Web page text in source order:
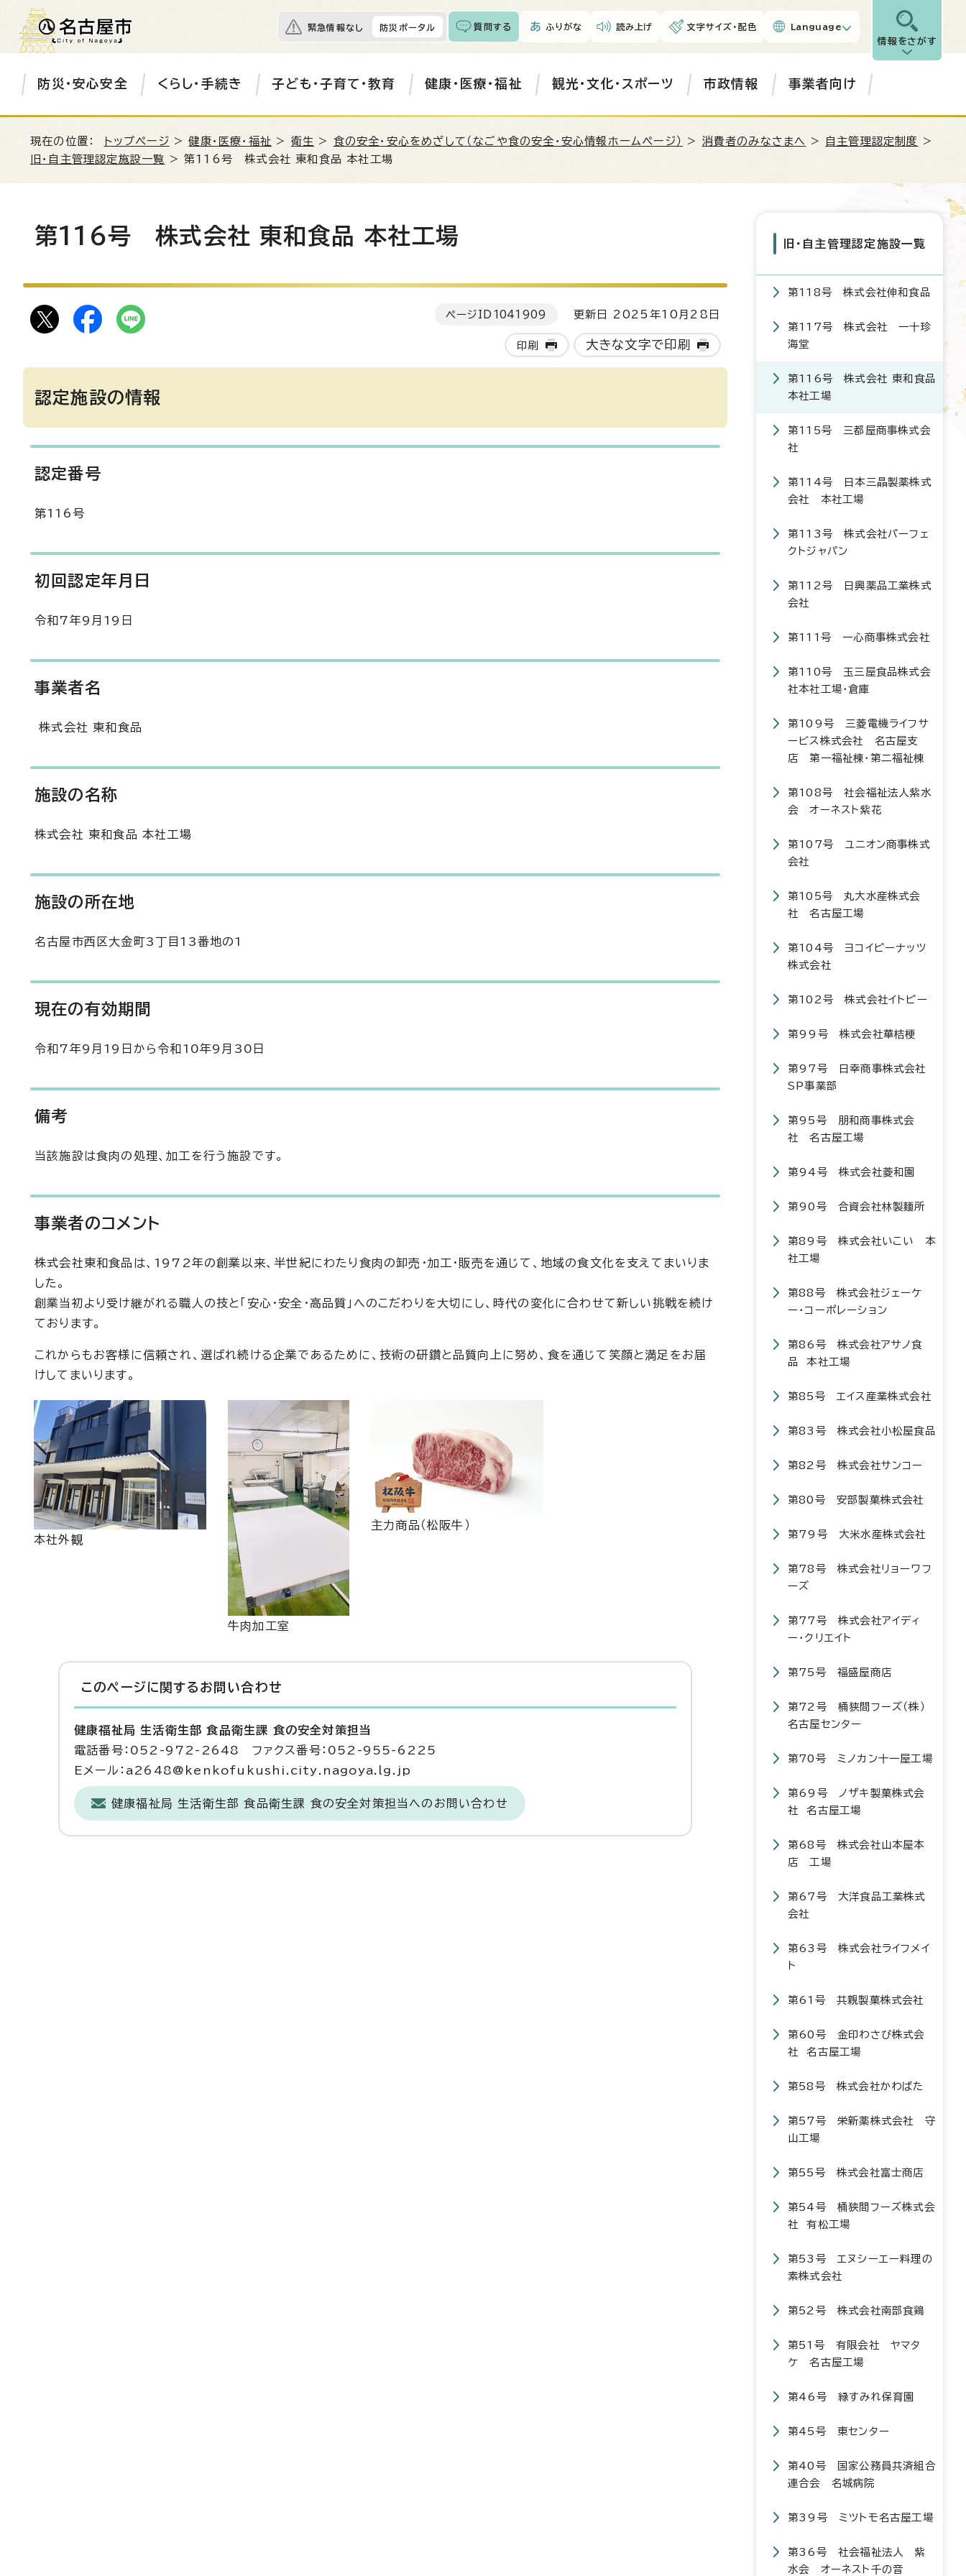
緊急情報なし 防災ポータル 質問する ふりがな 読み上げ 文字サイズ・配色 Language
情報をさがす
防災・安心安全 くらし・手続き 子ども・子育て・教育 健康・医療・福祉 観光・文化・スポーツ 市政情報 事業者向け
現在の位置： トップページ >健康・医療・福祉 > 衛生 > 食の安全・安心をめざして（なごや食の安全・安心情報ホームページ） > 消費者のみなさまへ > 自主管理認定制度
>
旧・自主管理認定施設一覧 > 第116号 株式会社 東和食品 本社工場
第116号 株式会社 東和食品 本社工場
ページID 1041909 更新日 2025年10月28日
印刷 大きな文字で印刷
認定施設の情報
認定番号
第116号
初回認定年月日
令和7年9月19日
事業者名
株式会社 東和食品
施設の名称
株式会社 東和食品 本社工場
施設の所在地
名古屋市西区大金町3丁目13番地の1
現在の有効期間
令和7年9月19日から令和10年9月30日
備考
当該施設は食肉の処理、加工を行う施設です。
事業者のコメント
株式会社東和食品は、1972年の創業以来、半世紀にわたり食肉の卸売・加工・販売を通じて、地域の食文化を支えてまいりま
した。
創業当初より受け継がれる職人の技と「安心・安全・高品質」へのこだわりを大切にし、時代の変化に合わせて新しい挑戦を続け
ております。
これからもお客様に信頼され、選ばれ続ける企業であるために、技術の研鑽と品質向上に努め、食を通じて笑顔と満足をお届
けしてまいります。
本社外観
牛肉加工室
主力商品（松阪牛）
このページに関する お問い合わせ
健康福祉局 生活衛生部 食品衛生課 食の安全対策担当
電話番号：052-972-2648 ファクス番号：052-955-6225
Eメール：a2648@kenkofukushi.city.nagoya.lg.jp
健康福祉局 生活衛生部 食品衛生課 食の安全対策担当へのお問い合わせ
旧・自主管理認定施設一覧
第118号 株式会社伸和食品
第117号 株式会社 一十珍
海堂
第116号 株式会社 東和食品
本社工場
第115号 三都屋商事株式会
社
第114号 日本三晶製薬株式
会社 本社工場
第113号 株式会社パーフェ
クトジャパン
第112号 日興薬品工業株式
会社
第111号 一心商事株式会社
第110号 玉三屋食品株式会
社本社工場・倉庫
第109号 三菱電機ライフサ
ービス株式会社 名古屋支
店 第一福祉棟・第二福祉棟
第108号 社会福祉法人紫水
会 オーネスト紫花
第107号 ユニオン商事株式
会社
第105号 丸大水産株式会
社 名古屋工場
第104号 ヨコイピーナッツ
株式会社
第102号 株式会社イトピー
第99号 株式会社華桔梗
第97号 日幸商事株式会社
SP事業部
第95号 朋和商事株式会
社 名古屋工場
第94号 株式会社菱和園
第90号 合資会社林製麺所
第89号 株式会社いこい 本
社工場
第88号 株式会社ジェーケ
ー・コーポレーション
第86号 株式会社アサノ食
品 本社工場
第85号 エイス産業株式会社
第83号 株式会社小松屋食品
第82号 株式会社サンコー
第80号 安部製菓株式会社
第79号 大米水産株式会社
第78号 株式会社リョーワフ
ーズ
第77号 株式会社アイディ
ー・クリエイト
第75号 福盛屋商店
第72号 桶狭間フーズ（株）
名古屋センター
第70号 ミノカン十一屋工場
第69号 ノザキ製菓株式会
社 名古屋工場
第68号 株式会社山本屋本
店 工場
第67号 大洋食品工業株式
会社
第63号 株式会社ライフメイ
ト
第61号 共親製菓株式会社
第60号 金印わさび株式会
社 名古屋工場
第58号 株式会社かわばた
第57号 栄新薬株式会社 守
山工場
第55号 株式会社富士商店
第54号 桶狭間フーズ株式会
社 有松工場
第53号 エヌシーエー料理の
素株式会社
第52号 株式会社南部食鶏
第51号 有限会社 ヤマタ
ケ 名古屋工場
第46号 緑すみれ保育園
第45号 東センター
第40号 国家公務員共済組合
連合会 名城病院
第39号 ミツトモ名古屋工場
第36号 社会福祉法人 紫
水会 オーネスト千の音